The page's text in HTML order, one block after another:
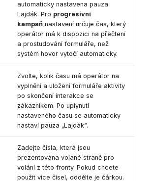
automaticky nastavena pauza
Lajdák. Pro progresivní
kampaň nastavení určuje čas, který
operátor má k dispozici na přečtení
a prostudování formuláře, než
systém hovor vytočí automaticky.
Zvolte, kolik času má operátor na
vyplnění a uložení formuláře aktivity
po skončení interakce se
zákazníkem. Po uplynutí
nastaveného času se automaticky
nastaví pauza „Lajdák“.
Zadejte čísla, která jsou
prezentována volané straně pro
volání z této fronty. Pokud chcete
použít více čísel, oddělte je čárkou.